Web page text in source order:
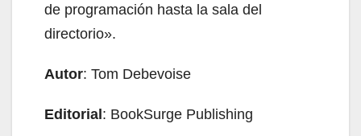
de programación hasta la sala del
directorio».
Autor: Tom Debevoise
Editorial: BookSurge Publishing